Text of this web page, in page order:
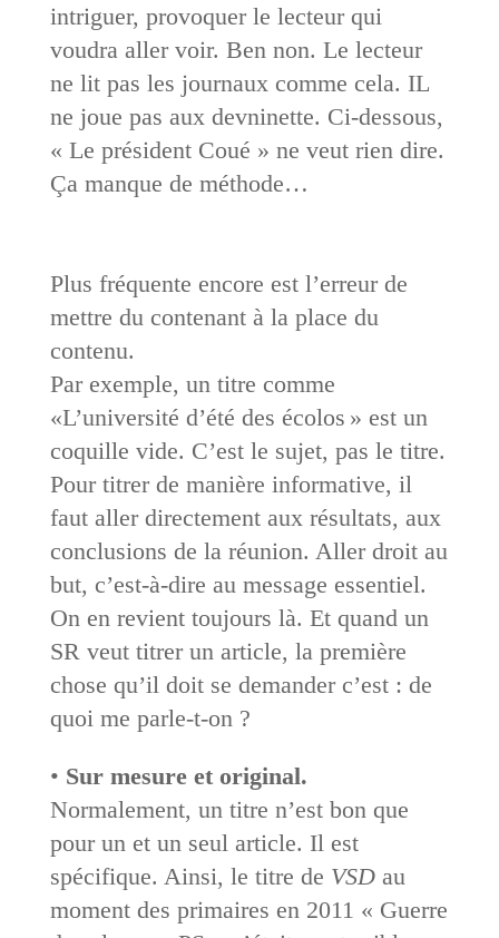
intriguer, provoquer le lecteur qui
voudra aller voir. Ben non. Le lecteur
ne lit pas les journaux comme cela. IL
ne joue pas aux devninette. Ci-dessous,
« Le président Coué » ne veut rien dire.
Ça manque de méthode…
Plus fréquente encore est l’erreur de
mettre du contenant à la place du
contenu.
Par exemple, un titre comme
«L’université d’été des écolos » est un
coquille vide. C’est le sujet, pas le titre.
Pour titrer de manière informative, il
faut aller directement aux résultats, aux
conclusions de la réunion. ­Aller droit au
but, c’est-à-dire au message essentiel.
On en revient toujours là. Et quand un
SR veut titrer un article, la première
chose qu’il doit se demander c’est : de
quoi me parle-t-on ?
• Sur mesure et original.
Normalement, un titre n’est bon que
pour un et un seul article. Il est
spécifique. Ainsi, le titre de VSDau
moment des primaires en 2011 « Guerre